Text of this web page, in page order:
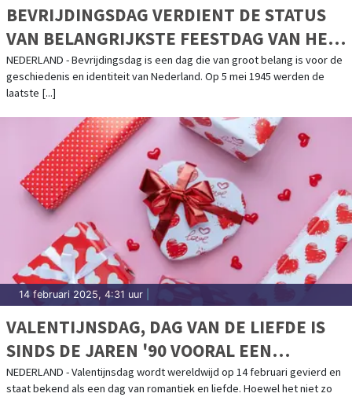
BEVRIJDINGSDAG VERDIENT DE STATUS
VAN BELANGRIJKSTE FEESTDAG VAN HET
JAAR
NEDERLAND - Bevrijdingsdag is een dag die van groot belang is voor de
geschiedenis en identiteit van Nederland. Op 5 mei 1945 werden de
laatste [...]
14 februari 2025, 4:31 uur
VALENTIJNSDAG, DAG VAN DE LIEFDE IS
SINDS DE JAREN '90 VOORAL EEN
COMMERCIEEL SUCCES
NEDERLAND - Valentijnsdag wordt wereldwijd op 14 februari gevierd en
staat bekend als een dag van romantiek en liefde. Hoewel het niet zo